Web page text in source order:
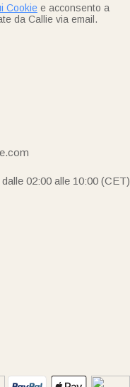
Cookie e acconsento a
da Callie via email.
02:00 alle 10:00 (CET)